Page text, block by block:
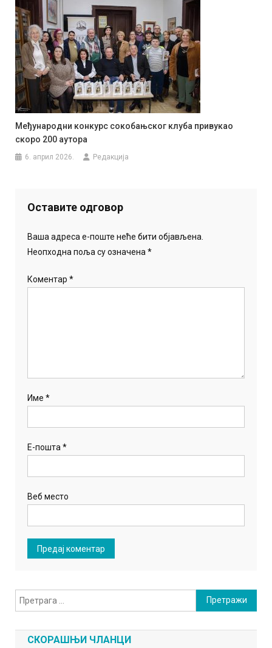
Међународни конкурс сокобањског клуба привукао
скоро 200 аутора
6. април 2026. Редакција
Оставите одговор
Ваша адреса е-поште неће бити објављена.
Неопходна поља су означена*
Коментар*
Име*
Е-пошта*
Веб место
Претрага
за:
СКОРАШЊИ ЧЛАНЦИ